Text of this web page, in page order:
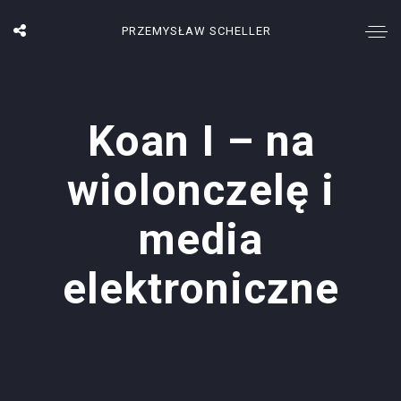
PRZEMYSŁAW SCHELLER
Koan I – na
wiolonczelę i
media
elektroniczne